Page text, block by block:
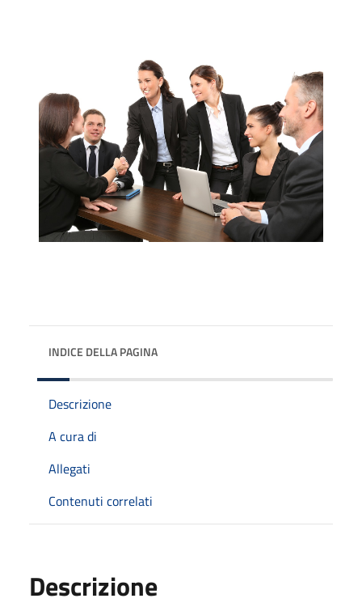
INDICE DELLA PAGINA
Descrizione
A cura di
Allegati
Contenuti correlati
Descrizione